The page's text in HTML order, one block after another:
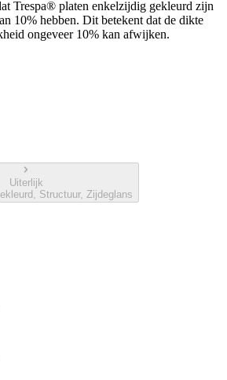
Trespa® platen enkelzijdig gekleurd zijn
10% hebben. Dit betekent dat de dikte
ongeveer 10% kan afwijken.
Uiterlijk
Structuur, Zijdeglans